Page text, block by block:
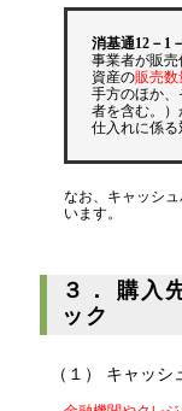
消基通12－1
事業者が販
資産の販売数
手方のほか
者を含む。）
仕入れに係る
なお、キャッシュ
います。
３． 購入
ック
（１） キャッ